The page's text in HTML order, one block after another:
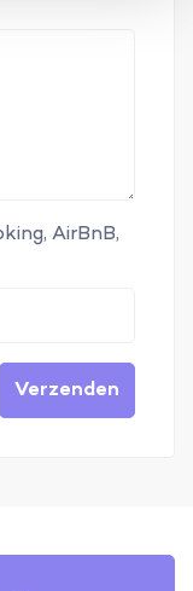
AirBnB,
Verzenden